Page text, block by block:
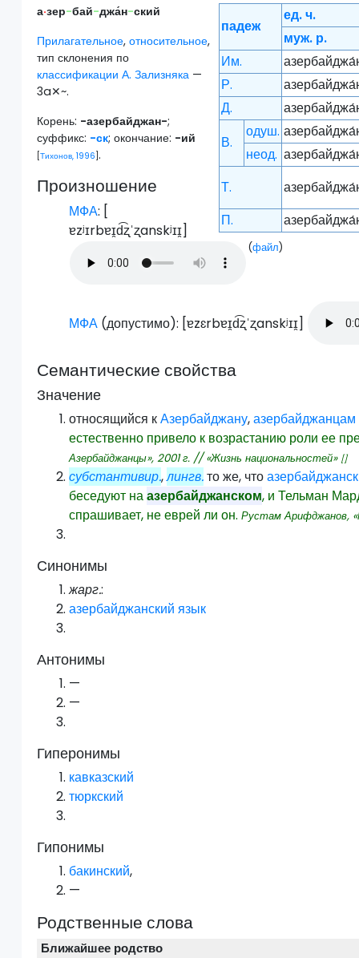
падеж
ед. ч.
муж. р.
Им.
Р.
Д.
В.
одуш.
неод.
Т.
П.
а·зер-бай-джа́н-ский
Прилагательное,относительное,
тип склонения по
классификации А. Зализняка —
3a✕~.
Корень: -азербайджан-;
суффикс: -ск; окончание: -ий
[Тихонов, 1996 ].
Произношение
МФА: [
ɐzʲɪrbɐɪ̯d͡ʐˈʐanskʲɪɪ̯]
(файл)
МФА (допустимо): [ɐzɛrbɐɪ̯d͡ʐˈʐanskʲɪɪ̯]
Семантические свойства
Значение
относящийся кАзербайджану,азербайджанцам
естественно привело к возрастанию роли ее
Азербайджанцы»,2001г. // «Жизнь национальностей» []
субстантивир.,лингв.то же, что
беседуют наазербайджанском, и Тельман
спрашивает, не еврей ли он.Рустам Арифджанов,
Синонимы
жарг.:
азербайджанский язык
Антонимы
—
—
Гиперонимы
кавказский
тюркский
Гипонимы
бакинский,
—
Родственные слова
Ближайшее родство